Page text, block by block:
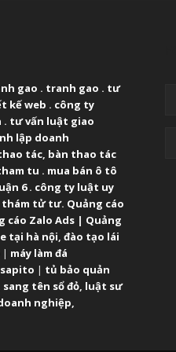
gao . tranh gao . tư
kế web . công ty
. tư vấn luật giao
lập doanh
tác, bàn thao tác
tu . mua bán ô tô
6. công ty luật uy
thám tử tư. Quảng cáo
cáo Zalo Ads | Quảng
tại hà nội, đào tạo lái
| máy làm đá
| tủ bảo quản
sang tên sổ đỏ, luật sư
nghiệp,